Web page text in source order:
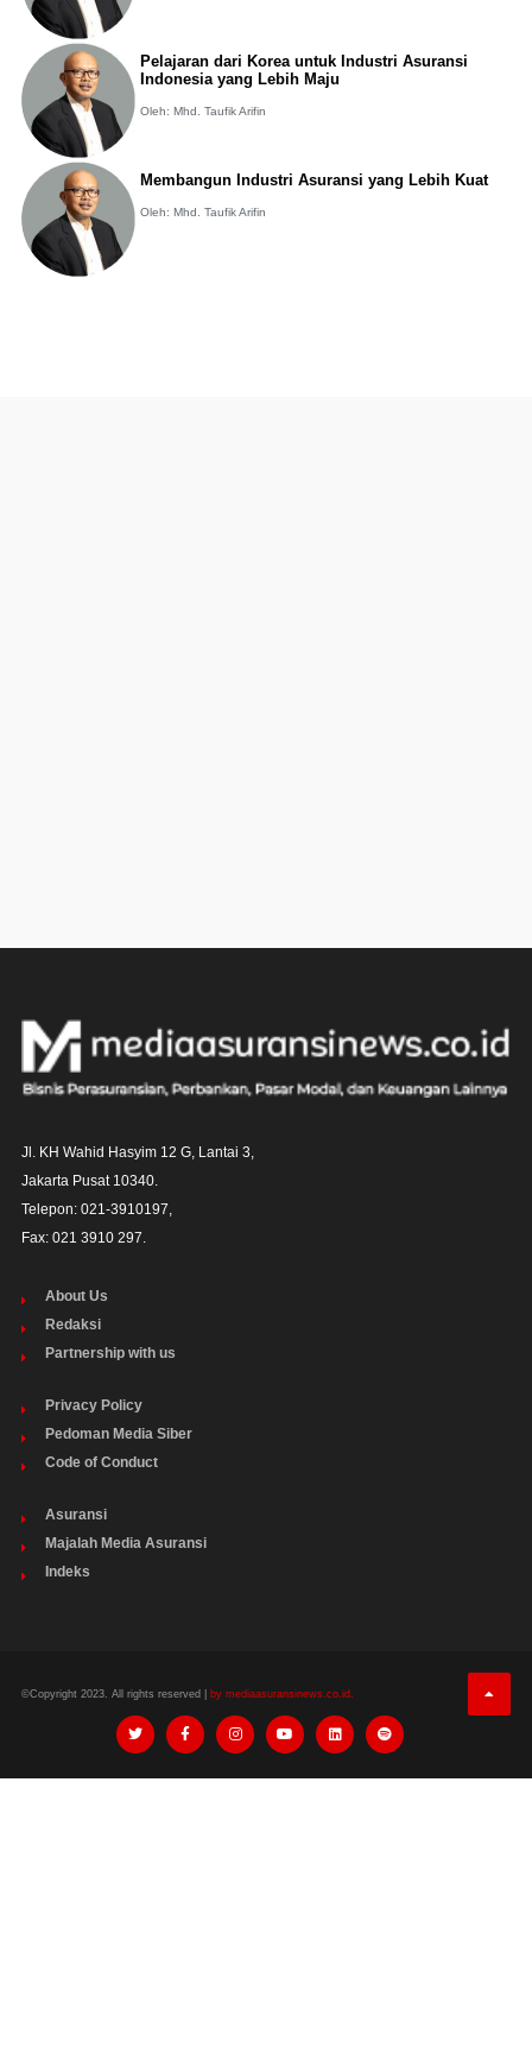
Pelajaran dari Korea untuk Industri Asuransi
Indonesia yang Lebih Maju
Oleh: Mhd. Taufik Arifin
Membangun Industri Asuransi yang Lebih Kuat
Oleh: Mhd. Taufik Arifin
Jl. KH Wahid Hasyim 12 G, Lantai 3,
Jakarta Pusat 10340.
Telepon: 021-3910197,
Fax: 021 3910 297.
About Us
Redaksi
Partnership with us
Privacy Policy
Pedoman Media Siber
Code of Conduct
Asuransi
Majalah Media Asuransi
Indeks
©Copyright 2023. All rights reserved | by mediaasuransinews.co.id.